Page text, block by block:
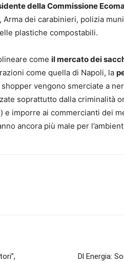
della Commissione
dei carabinieri, polizia
plastiche compostabili.
come il mercato dei
come quella di Napoli, la
vengono smerciate a
soprattutto dalla criminalità
imporre ai commercianti dei
ancora più male per
Dl Energia: